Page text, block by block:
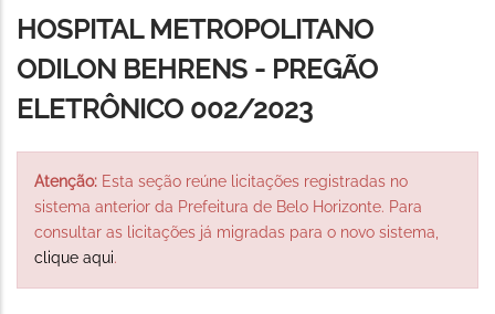
navegação
HOSPITAL METROPOLITANO
ODILON BEHRENS - PREGÃO
ELETRÔNICO 002/2023
Atenção: Esta seção reúne licitações registradas no
sistema anterior da Prefeitura de Belo Horizonte. Para
consultar as licitações já migradas para o novo sistema,
clique aqui.